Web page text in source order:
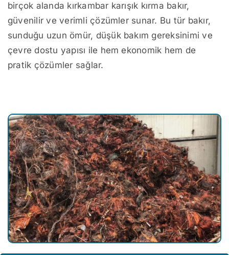
birçok alanda kırkambar karışık kırma bakır,
güvenilir ve verimli çözümler sunar. Bu tür bakır,
sunduğu uzun ömür, düşük bakım gereksinimi ve
çevre dostu yapısı ile hem ekonomik hem de
pratik çözümler sağlar.